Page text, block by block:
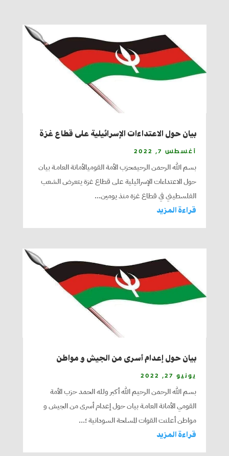
بيان حول الاعتداءات الإسرائيلية على قطاع غزة
أغسطس 7, 2022
بسم الله الرحمن الرحيمحزب الأمة القوميالأمانة العامـة بيان
حول الاعتداءات الإسرائيلية على قطاع غزة يتعرض الشعب
الفلسطيني في قطاع غزة منذ يومين...
قراءة المزيد
بيان حول إعدام أسرى من الجيش و مواطن
يونيو 27, 2022
بسم الله الرحمن الرحيم الله أكبر ولله الحمد حزب الأمة
القومي الأمانة العامـة بيان حول إعدام أسرى من الجيش و
مواطن أعلنت القوات المسلحة السودانية ؛...
قراءة المزيد